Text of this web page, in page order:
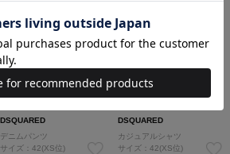
DSQUARED
デニムパンツ
サイズ：42(XS位)
DSQUARED
カジュアルシャツ
サイズ：42(XS位)